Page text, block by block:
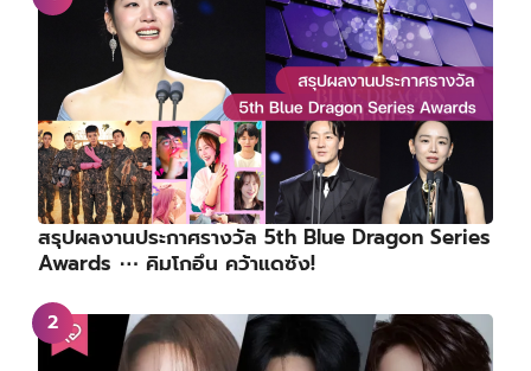
สรุปผลงานประกาศรางวัล 5th Blue Dragon Series
Awards ⋯ คิมโกอึน คว้าแดซัง!